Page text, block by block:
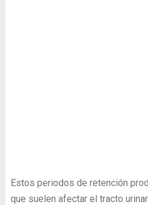
Estos periodos de retención
que suelen afectar el tracto